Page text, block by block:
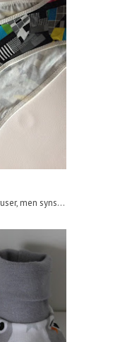
men syns...